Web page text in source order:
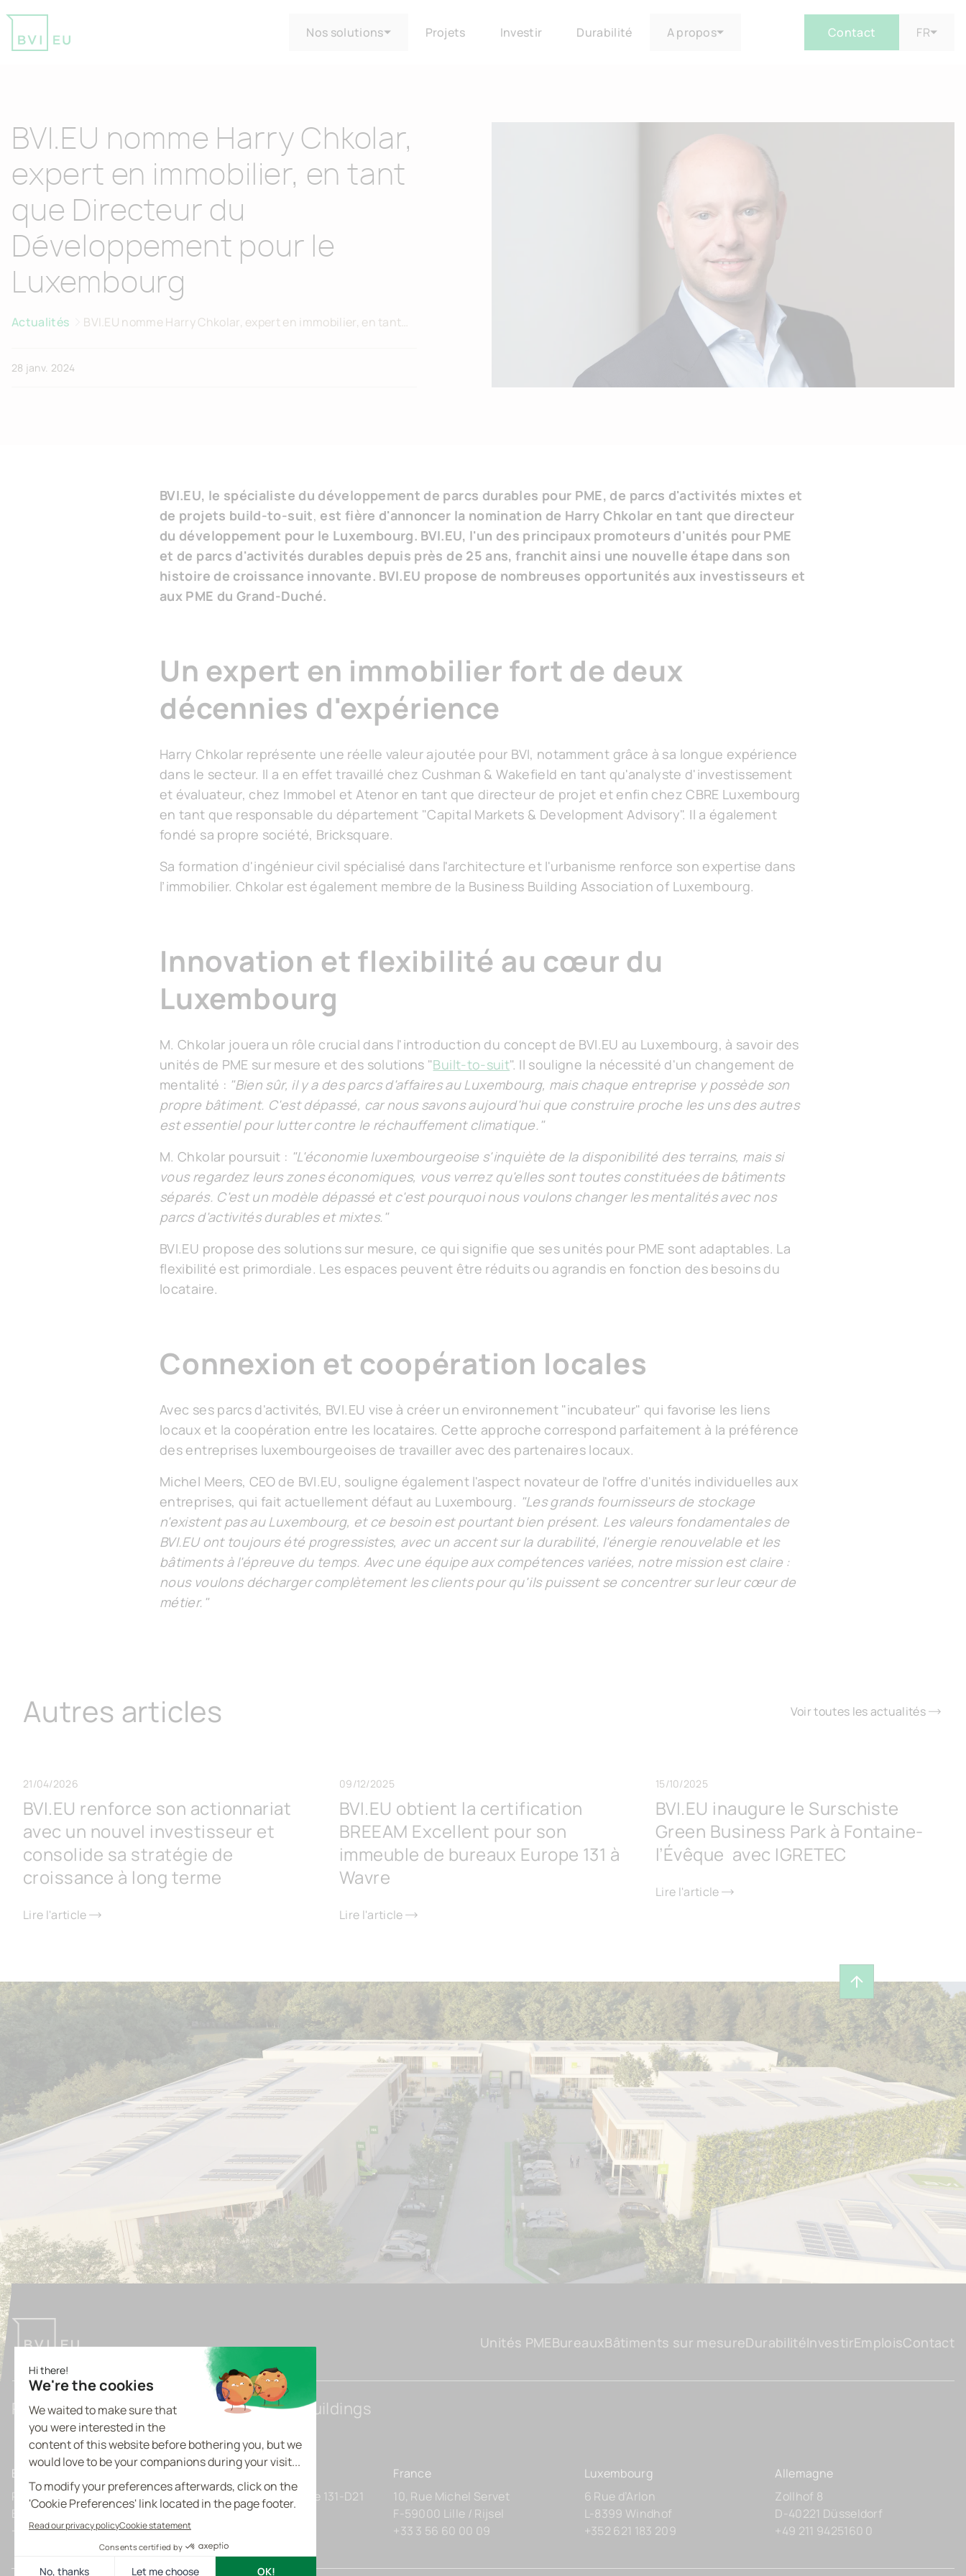
Nos solutions Projets Investir Durabilité A propos Contact FR
BVI.EU nomme Harry Chkolar,
expert en immobilier, en tant
que Directeur du
Développement pour le
Luxembourg
Actualités
BVI.EU nomme Harry Chkolar, expert en immobilier, en tant
28 janv. 2024
BVI.EU, le spécialiste du développement de parcs durables pour PME, de parcs d'activités mixtes et
de projets build-to-suit, est fière d'annoncer la nomination de Harry Chkolar en tant que directeur
du développement pour le Luxembourg. BVI.EU, l'un des principaux promoteurs d'unités pour PME
et de parcs d'activités durables depuis près de 25 ans, franchit ainsi une nouvelle étape dans son
histoire de croissance innovante. BVI.EU propose de nombreuses opportunités aux investisseurs et
aux PME du Grand-Duché.
Un expert en immobilier fort de deux
décennies d'expérience
Harry Chkolar représente une réelle valeur ajoutée pour BVI, notamment grâce à sa longue expérience
dans le secteur. Il a en effet travaillé chez Cushman & Wakefield en tant qu'analyste d'investissement
et évaluateur, chez Immobel et Atenor en tant que directeur de projet et enfin chez CBRE Luxembourg
en tant que responsable du département "Capital Markets & Development Advisory". Il a également
fondé sa propre société, Bricksquare.
Sa formation d'ingénieur civil spécialisé dans l'architecture et l'urbanisme renforce son expertise dans
l’immobilier. Chkolar est également membre de la Business Building Association of Luxembourg.
Innovation et flexibilité au cœur du
Luxembourg
M. Chkolar jouera un rôle crucial dans l'introduction du concept de BVI.EU au Luxembourg, à savoir des
unités de PME sur mesure et des solutions "Built-to-suit". Il souligne la nécessité d'un changement de
mentalité : "Bien sûr, il y a des parcs d'affaires au Luxembourg, mais chaque entreprise y possède son
propre bâtiment. C'est dépassé, car nous savons aujourd'hui que construire proche les uns des autres
est essentiel pour lutter contre le réchauffement climatique."
M. Chkolar poursuit : "L'économie luxembourgeoise s'inquiète de la disponibilité des terrains, mais si
vous regardez leurs zones économiques, vous verrez qu'elles sont toutes constituées de bâtiments
séparés. C'est un modèle dépassé et c'est pourquoi nous voulons changer les mentalités avec nos
parcs d'activités durables et mixtes."
BVI.EU propose des solutions sur mesure, ce qui signifie que ses unités pour PME sont adaptables. La
flexibilité est primordiale. Les espaces peuvent être réduits ou agrandis en fonction des besoins du
locataire.
Connexion et coopération locales
Avec ses parcs d'activités, BVI.EU vise à créer un environnement "incubateur" qui favorise les liens
locaux et la coopération entre les locataires. Cette approche correspond parfaitement à la préférence
des entreprises luxembourgeoises de travailler avec des partenaires locaux.
Michel Meers, CEO de BVI.EU, souligne également l'aspect novateur de l'offre d'unités individuelles aux
entreprises, qui fait actuellement défaut au Luxembourg. "Les grands fournisseurs de stockage
n'existent pas au Luxembourg, et ce besoin est pourtant bien présent. Les valeurs fondamentales de
BVI.EU ont toujours été progressistes, avec un accent sur la durabilité, l'énergie renouvelable et les
bâtiments à l'épreuve du temps. Avec une équipe aux compétences variées, notre mission est claire :
nous voulons décharger complètement les clients pour qu'ils puissent se concentrer sur leur cœur de
métier."
Autres articles
21/04/2026
BVI.EU renforce son actionnariat
avec un nouvel investisseur et
consolide sa stratégie de
croissance à long terme
Lire l'article
09/12/2025
BVI.EU obtient la certification
BREEAM Excellent pour son
immeuble de bureaux Europe 131 à
Wavre
Lire l'article
15/10/2025
BVI.EU inaugure le Surschiste
Green Business Park à Fontaine-
l’Évêque avec IGRETEC
Lire l'article
Voir toutes les actualités
Unités PMEBureauxBâtiments sur mesureDurabilitéInvestirEmploisContact
Pioneering Tomorrow's Light Industrial Buildings
Belgique
Prins Boudewijnlaan 7 C0201
B-2550 Kontich
+32 3 355 09 09
Boulevard de l’Europe 131-D21
B-1300 Wavre
France
10, Rue Michel Servet
F-59000 Lille / Rijsel
+33 3 56 60 00 09
Luxembourg
6 Rue d’Arlon
L-8399 Windhof
+352 621 183 209
Allemagne
Zollhof 8
D-40221 Düsseldorf
+49 211 9425160 0
Revenir en haut de